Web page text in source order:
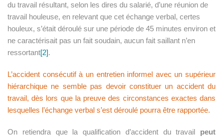
du travail résultant, selon les dires du salarié, d’une réunion de
travail houleuse, en relevant que cet échange verbal, certes
houleux, s’était déroulé sur une période de 45 minutes environ et
ne caractérisait pas un fait soudain, aucun fait saillant n’en
ressortant[2].
L’accident consécutif à un entretien informel avec un supérieur
hiérarchique ne semble pas devoir constituer un accident du
travail, dès lors que la preuve des circonstances exactes dans
lesquelles l’échange verbal s’est déroulé pourra être rapportée.
On retiendra que la qualification d’accident du travail peut